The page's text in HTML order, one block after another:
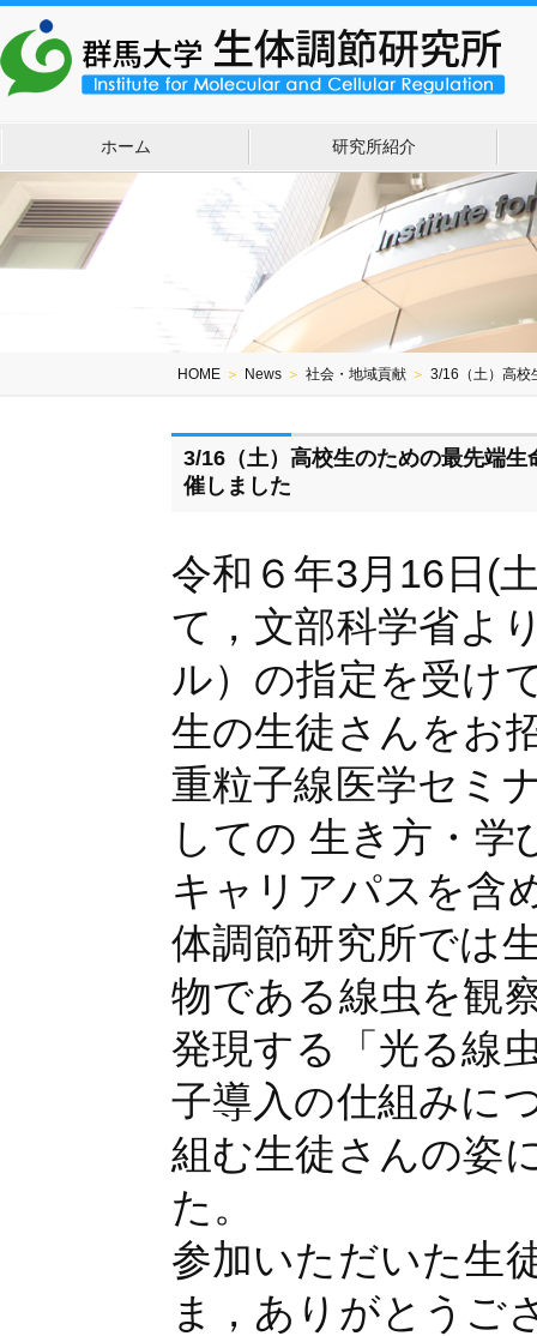
ホーム 研究所紹介
HOME ＞ News ＞ 社会・地域貢献 ＞ 3/16（土）高校
3/16（土）高校生のための最先端
催しました
令和６年3月16日(
て，文部科学省よ
ル）の指定を受け
生の生徒さんをお
重粒子線医学セミ
しての 生き方・
キャリアパスを含
体調節研究所では
物である線虫を観
発現する「光る線
子導入の仕組みに
組む生徒さんの姿
た。
参加いただいた生
ま，ありがとうご